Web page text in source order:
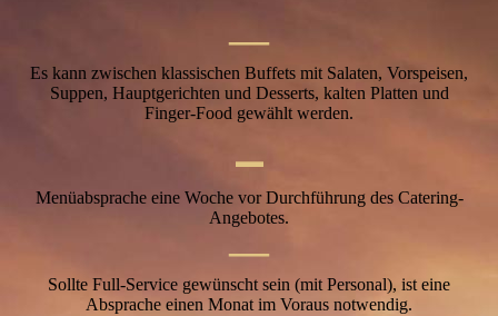
—
Es kann zwischen klassischen Buffets mit Salaten, Vorspeisen,
Suppen, Hauptgerichten und Desserts, kalten Platten und
Finger-Food gewählt werden.
—
Menüabsprache eine Woche vor Durchführung des Catering-
Angebotes.
—
Sollte Full-Service gewünscht sein (mit Personal), ist eine
Absprache einen Monat im Voraus notwendig.